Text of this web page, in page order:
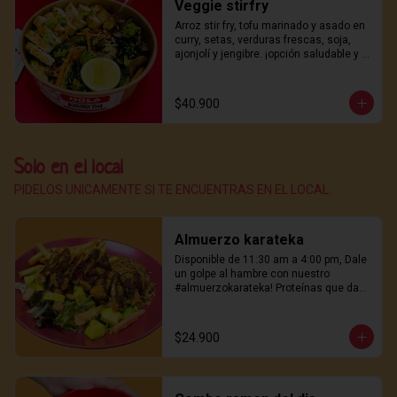
Veggie stirfry
Arroz stir fry, tofu marinado y asado en
curry, setas, verduras frescas, soja,
ajonjolí y jengibre. ¡opción saludable y
$40.900
Solo en el local
PIDELOS UNICAMENTE SI TE ENCUENTRAS EN EL LOCAL.
Almuerzo karateka
Disponible de 11:30 am a 4:00 pm, Dale
un golpe al hambre con nuestro
#almuerzokarateka! Proteínas que dan
$24.900